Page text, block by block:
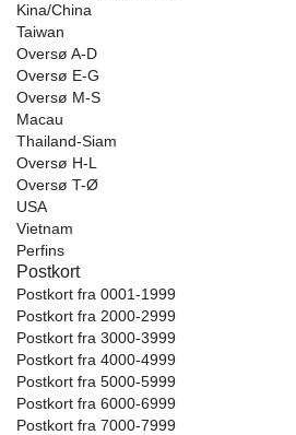
Kina/China
Taiwan
Oversø A-D
Oversø E-G
Oversø M-S
Macau
Thailand-Siam
Oversø H-L
Oversø T-Ø
USA
Vietnam
Perfins
Postkort
Postkort fra 0001-1999
Postkort fra 2000-2999
Postkort fra 3000-3999
Postkort fra 4000-4999
Postkort fra 5000-5999
Postkort fra 6000-6999
Postkort fra 7000-7999